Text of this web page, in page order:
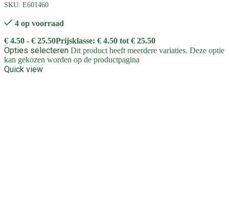
SKU: E601460
4 op voorraad
€ 4.50 - € 25.50Prijsklasse: € 4.50 tot € 25.50
Opties selecteren Dit product heeft meerdere variaties. Deze optie
kan gekozen worden op de productpagina
Quick view